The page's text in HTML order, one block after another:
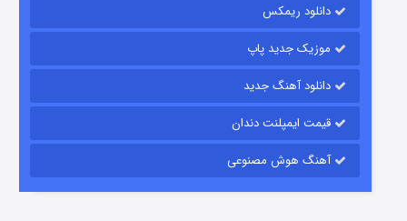
قسمتدانلود ریمکس
موزیک جدید پاپ
دانلود آهنگ جدید
قیمت ایمپلنت دندان
آهنگ هوش مصنوعی